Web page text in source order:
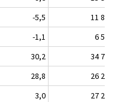
-5,5
11 845
-1,1
6 536
30,2
34 702
28,8
26 299
3,0
27 276